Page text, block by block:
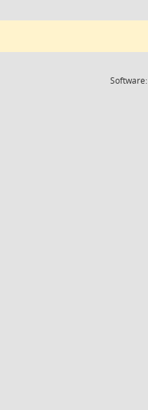
Software: